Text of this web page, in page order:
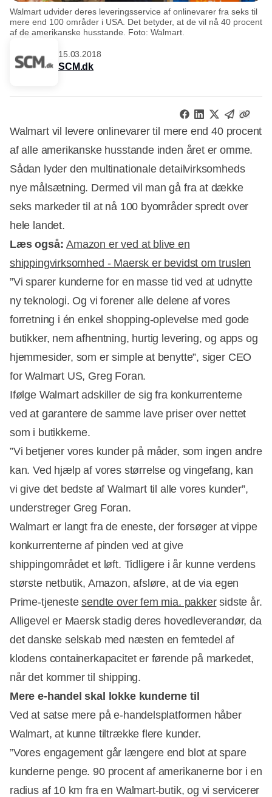
Walmart udvider deres leveringsservice af onlinevarer fra seks til
mere end 100 områder i USA. Det betyder, at de vil nå 40 procent
af de amerikanske husstande. Foto: Walmart.
15.03.2018
SCM.dk
Walmart vil levere onlinevarer til mere end 40 procent
af alle amerikanske husstande inden året er omme.
Sådan lyder den multinationale detailvirksomheds
nye målsætning. Dermed vil man gå fra at dække
seks markeder til at nå 100 byområder spredt over
hele landet.
Læs også:Amazon er ved at blive en
shippingvirksomhed - Maersk er bevidst om truslen
”Vi sparer kunderne for en masse tid ved at udnytte
ny teknologi. Og vi forener alle delene af vores
forretning i én enkel shopping-oplevelse med gode
butikker, nem afhentning, hurtig levering, og apps og
hjemmesider, som er simple at benytte”, siger CEO
for Walmart US, Greg Foran.
Ifølge Walmart adskiller de sig fra konkurrenterne
ved at garantere de samme lave priser over nettet
som i butikkerne.
”Vi betjener vores kunder på måder, som ingen andre
kan. Ved hjælp af vores størrelse og vingefang, kan
vi give det bedste af Walmart til alle vores kunder”,
understreger Greg Foran.
Walmart er langt fra de eneste, der forsøger at vippe
konkurrenterne af pinden ved at give
shippingområdet et løft. Tidligere i år kunne verdens
største netbutik, Amazon, afsløre, at de via egen
Prime-tjenestesendte over fem mia. pakkersidste år.
Alligevel er Maersk stadig deres hovedleverandør, da
det danske selskab med næsten en femtedel af
klodens containerkapacitet er førende på markedet,
når det kommer til shipping.
Mere e-handel skal lokke kunderne til
Ved at satse mere på e-handelsplatformen håber
Walmart, at kunne tiltrække flere kunder.
”Vores engagement går længere end blot at spare
kunderne penge. 90 procent af amerikanerne bor i en
radius af 10 km fra en Walmart-butik, og vi servicerer